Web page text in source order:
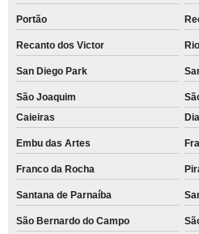
Portão
Recanto dos Victor
San Diego Park
São Joaquim
Caieiras
Embu das Artes
Franco da Rocha
Santana de Parnaíba
São Bernardo do Campo